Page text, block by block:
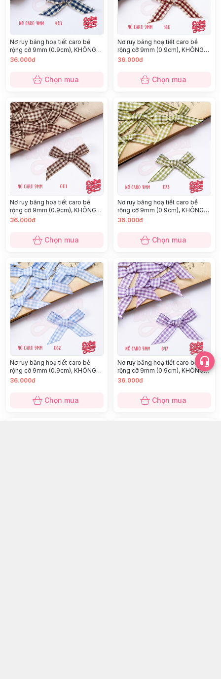
Nơ ruy băng hoạ tiết caro bề
rộng cỡ 9mm (0.9cm), KHÔNG
KÈM GHIM CÀI, chất thô cao cấp
36.000đ
Chọn mua
Nơ ruy băng hoạ tiết caro bề
rộng cỡ 9mm (0.9cm), KHÔNG
KÈM GHIM CÀI, chất thô cao cấp
36.000đ
Chọn mua
Nơ ruy băng hoạ tiết caro bề
rộng cỡ 9mm (0.9cm), KHÔNG
KÈM GHIM CÀI, chất thô cao cấp
36.000đ
Chọn mua
Nơ ruy băng hoạ tiết caro bề
rộng cỡ 9mm (0.9cm), KHÔNG
KÈM GHIM CÀI, chất thô cao cấp
36.000đ
Chọn mua
Nơ ruy băng hoạ tiết caro bề
rộng cỡ 9mm (0.9cm), KHÔNG
KÈM GHIM CÀI, chất thô cao cấp
36.000đ
Chọn mua
Nơ ruy băng hoạ tiết caro bề
rộng cỡ 9mm (0.9cm), KHÔNG
KÈM GHIM CÀI, chất thô cao cấp
36.000đ
Chọn mua